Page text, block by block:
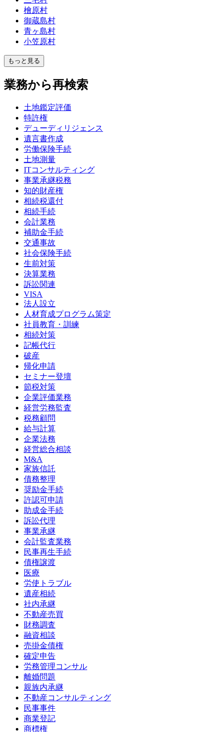
檜原村
御蔵島村
青ヶ島村
小笠原村
もっと見る
業務から再検索
土地鑑定評価
特許権
デューディリジェンス
遺言書作成
労働保険手続
土地測量
ITコンサルティング
事業承継税務
知的財産権
相続税還付
相続手続
会計業務
補助金手続
交通事故
社会保険手続
生前対策
決算業務
訴訟関連
VISA
法人設立
人材育成プログラム策定
社員教育・訓練
相続対策
記帳代行
破産
帰化申請
セミナー登壇
節税対策
企業評価業務
経営労務監査
税務顧問
給与計算
企業法務
経営総合相談
M&A
家族信託
債務整理
奨励金手続
許認可申請
助成金手続
訴訟代理
事業承継
会計監査業務
民事再生手続
債権譲渡
医療
労使トラブル
遺産相続
社内承継
不動産売買
財務調査
融資相談
売掛金債権
確定申告
労務管理コンサル
離婚問題
親族内承継
不動産コンサルティング
民事事件
商業登記
商標権